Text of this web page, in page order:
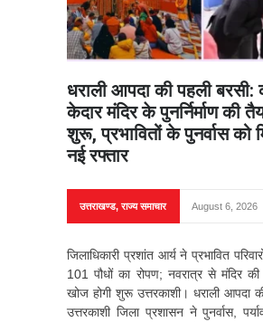
धराली आपदा की पहली बरसी:
केदार मंदिर के पुनर्निर्माण की
शुरू, प्रभावितों के पुनर्वास को
नई रफ्तार
उत्तराखण्ड,राज्य समाचार August 6, 2026
जिलाधिकारी प्रशांत आर्य ने प्रभावित
101 पौधों का रोपण; नवरात्र से मंदिर
खोज होगी शुरू उत्तरकाशी। धराली आपदा
उत्तरकाशी जिला प्रशासन ने पुनर्वास,